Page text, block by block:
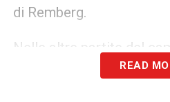
di Remberg.
Nelle altre partite del
invece si ferma ilLipsia,
READ